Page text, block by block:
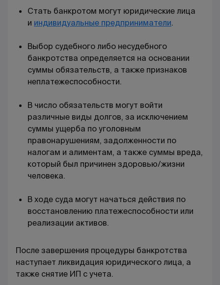
Стать банкротом могут юридические лица
и индивидуальные предприниматели.
Выбор судебного либо несудебного
банкротства определяется на основании
суммы обязательств, а также признаков
неплатежеспособности.
В число обязательств могут войти
различные виды долгов, за исключением
суммы ущерба по уголовным
правонарушениям, задолженности по
налогам и алиментам, а также суммы вреда,
который был причинен здоровью/жизни
человека.
В ходе суда могут начаться действия по
восстановлению платежеспособности или
реализации активов.
После завершения процедуры банкротства
наступает ликвидация юридического лица, а
также снятие ИП с учета.